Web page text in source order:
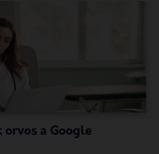
orvos a Google